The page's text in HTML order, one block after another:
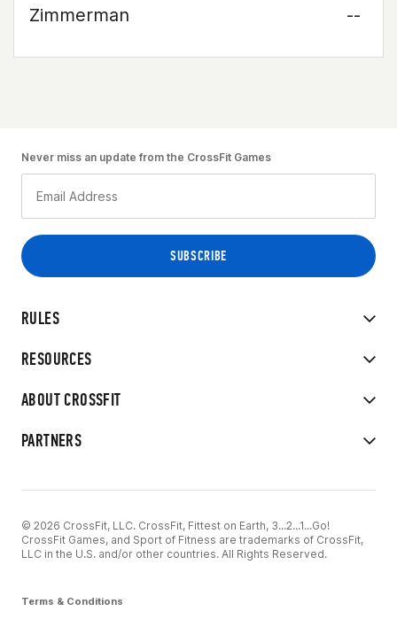
Zimmerman
--
RULES
RESOURCES
ABOUT CROSSFIT
PARTNERS
Never miss an update from the CrossFit Games
© 2026 CrossFit, LLC. CrossFit, Fittest on Earth, 3...2...1...Go!
CrossFit Games, and Sport of Fitness are trademarks of CrossFit,
LLC in the U.S. and/or other countries. All Rights Reserved.
Terms & Conditions